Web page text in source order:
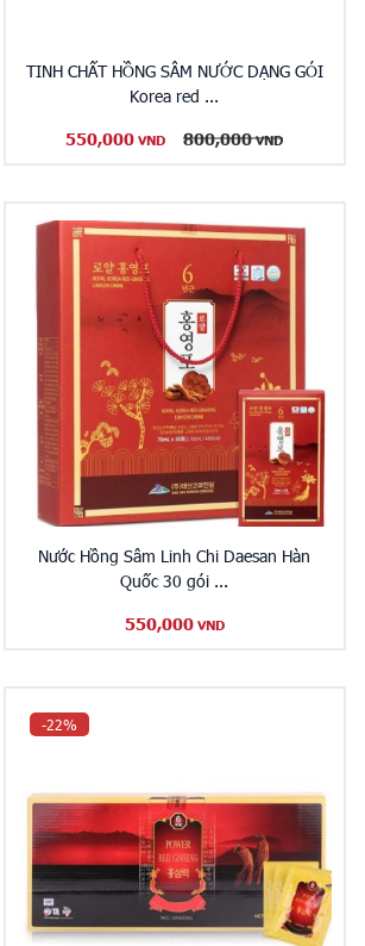
TINH CHẤT HỒNG SÂM NƯỚC DẠNG GÓI
Korea red ...
550,000 VND 800,000 VND
Nước Hồng Sâm Linh Chi Daesan Hàn
Quốc 30 gói ...
550,000 VND
-22%